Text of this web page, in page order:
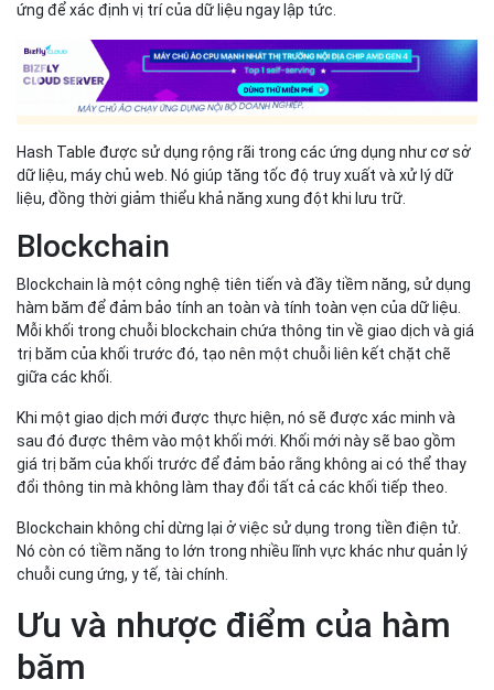
ứng để xác định vị trí của dữ liệu ngay lập tức.
Hash Table được sử dụng rộng rãi trong các ứng dụng như cơ sở
dữ liệu, máy chủ web. Nó giúp tăng tốc độ truy xuất và xử lý dữ
liệu, đồng thời giảm thiểu khả năng xung đột khi lưu trữ.
Blockchain
Blockchain là một công nghệ tiên tiến và đầy tiềm năng, sử dụng
hàm băm để đảm bảo tính an toàn và tính toàn vẹn của dữ liệu.
Mỗi khối trong chuỗi blockchain chứa thông tin về giao dịch và giá
trị băm của khối trước đó, tạo nên một chuỗi liên kết chặt chẽ
giữa các khối.
Khi một giao dịch mới được thực hiện, nó sẽ được xác minh và
sau đó được thêm vào một khối mới. Khối mới này sẽ bao gồm
giá trị băm của khối trước để đảm bảo rằng không ai có thể thay
đổi thông tin mà không làm thay đổi tất cả các khối tiếp theo.
Blockchain không chỉ dừng lại ở việc sử dụng trong tiền điện tử.
Nó còn có tiềm năng to lớn trong nhiều lĩnh vực khác như quản lý
chuỗi cung ứng, y tế, tài chính.
Ưu và nhược điểm của hàm
băm